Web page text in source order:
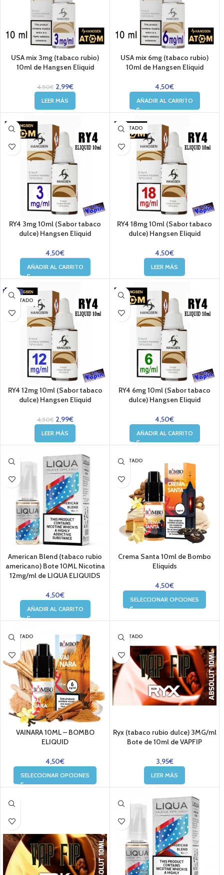
USA mix 3mg (tabaco rubio)
10ml de Hangsen Eliquid
4,50€ 2,99€
LEER MÁS
USA mix 6mg (tabaco rubio)
10ml de Hangsen Eliquid
4,50€
AÑADIR AL CARRITO
RY4 3mg 10ml (Sabor tabaco
dulce) Hangsen Eliquid
4,50€
AÑADIR AL CARRITO
AGOTADO
RY4 18mg 10ml (Sabor tabaco
dulce) Hangsen Eliquid
4,50€
LEER MÁS
-34%
AGOTADO
RY4 12mg 10ml (Sabor tabaco
dulce) Hangsen Eliquid
4,50€ 2,99€
LEER MÁS
RY4 6mg 10ml (Sabor tabaco
dulce) Hangsen Eliquid
4,50€
AÑADIR AL CARRITO
American Blend (tabaco rubio
americano) Bote 10ML Nicotina
12mg/ml de LIQUA ELIQUIDS
4,50€
AÑADIR AL CARRITO
AGOTADO
Crema Santa 10ml de Bombo
Eliquids
4,50€
SELECCIONAR OPCIONES
AGOTADO
VAINARA 10ML – BOMBO
ELIQUID
4,50€
SELECCIONAR OPCIONES
AGOTADO
Ryx (tabaco rubio dulce) 3MG/ml
Bote de 10ml de VAPFIP
3,95€
LEER MÁS